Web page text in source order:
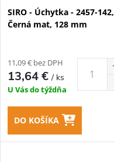
SIRO - Úchytka - 2457-142,
Černá mat, 128 mm
11,09 € bez DPH
13,64 €/ ks
U Vás do týždňa
DO KOŠÍKA